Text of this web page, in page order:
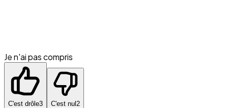
Je n'ai pas compris
C'est drôle3 C'est nul2